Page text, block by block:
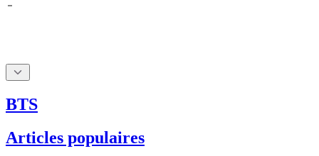
BTS
Articles populaires